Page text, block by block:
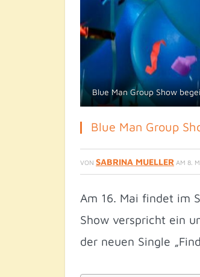
Blue Man Group Show
Blue Man Group
VON SABRINA MUELLER AM 8.
Am 16. Mai findet im
Show verspricht ein
der neuen Single